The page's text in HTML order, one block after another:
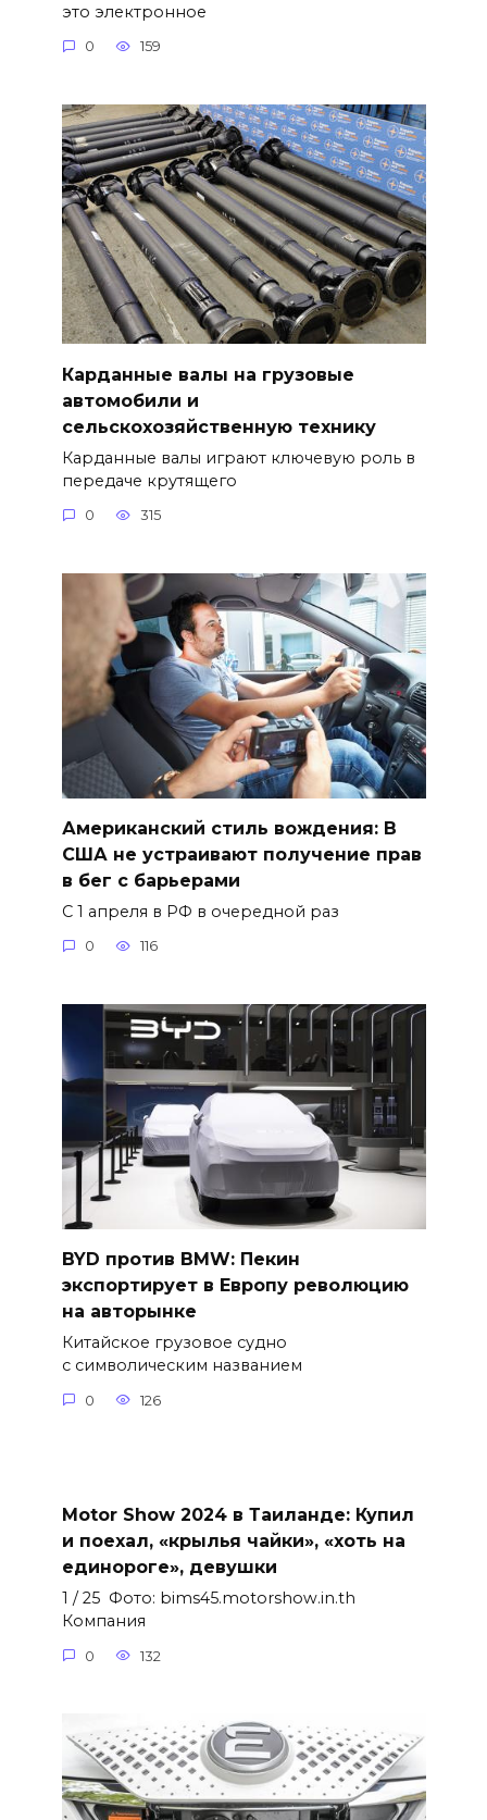
это электронное
0 159
Карданные валы на грузовые
автомобили и
сельскохозяйственную технику
Карданные валы играют ключевую роль в
передаче крутящего
0 315
Американский стиль вождения: В
США не устраивают получение прав
в бег с барьерами
С 1 апреля в РФ в очередной раз
0 116
BYD против BMW: Пекин
экспортирует в Европу революцию
на авторынке
Китайское грузовое судно
с символическим названием
0 126
Motor Show 2024 в Таиланде: Купил
и поехал, «крылья чайки», «хоть на
единороге», девушки
1 / 25 Фото: bims45.motorshow.in.th
Компания
0 132